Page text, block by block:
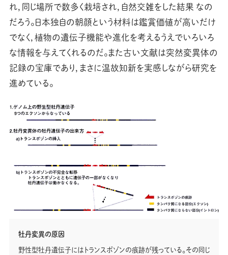
れ，同じ場所で数多く栽培され，自然交雑をした結果 なの
だろう。日本独自の朝顔という材料は鑑賞価値が高いだけ
でなく，植物の遺伝子機能や進化を考えるうえでいろいろ
な情報を与えてくれるのだ。また古い文献は突然変異体の
記録の宝庫であり，まさに温故知新を実感しながら研究を
進めている。
牡丹変異の原因
野性型牡丹遺伝子にはトランスポゾンの痕跡が残っている。その同じ